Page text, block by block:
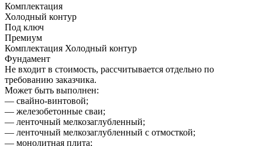
Комплектация
Холодный контур
Под ключ
Премиум
Комплектация Холодный контур
Фундамент
Не входит в стоимость, рассчитывается отдельно по
требованию заказчика.
Может быть выполнен:
— свайно-винтовой;
— железобетонные сваи;
— ленточный мелкозаглубленный;
— ленточный мелкозаглубленный с отмосткой;
— монолитная плита;